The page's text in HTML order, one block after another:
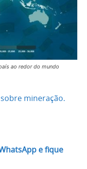
ao redor do mundo
mineração.
e fique